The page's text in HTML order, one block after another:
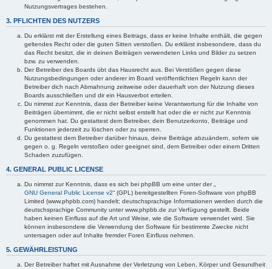
Nutzungsvertrages bestehen.
3. PFLICHTEN DES NUTZERS
Du erklärst mit der Erstellung eines Beitrags, dass er keine Inhalte enthält, die gegen
geltendes Recht oder die guten Sitten verstoßen. Du erklärst insbesondere, dass du
das Recht besitzt, die in deinen Beiträgen verwendeten Links und Bilder zu setzen
bzw. zu verwenden.
Der Betreiber des Boards übt das Hausrecht aus. Bei Verstößen gegen diese
Nutzungsbedingungen oder anderer im Board veröffentlichten Regeln kann der
Betreiber dich nach Abmahnung zeitweise oder dauerhaft von der Nutzung dieses
Boards ausschließen und dir ein Hausverbot erteilen.
Du nimmst zur Kenntnis, dass der Betreiber keine Verantwortung für die Inhalte von
Beiträgen übernimmt, die er nicht selbst erstellt hat oder die er nicht zur Kenntnis
genommen hat. Du gestattest dem Betreiber, dein Benutzerkonto, Beiträge und
Funktionen jederzeit zu löschen oder zu sperren.
Du gestattest dem Betreiber darüber hinaus, deine Beiträge abzuändern, sofern sie
gegen o. g. Regeln verstoßen oder geeignet sind, dem Betreiber oder einem Dritten
Schaden zuzufügen.
4. GENERAL PUBLIC LICENSE
Du nimmst zur Kenntnis, dass es sich bei phpBB um eine unter der „
GNU General Public License v2“ (GPL) bereitgestellten Foren-Software von phpBB
Limited (www.phpbb.com) handelt; deutschsprachige Informationen werden durch die
deutschsprachige Community unter www.phpbb.de zur Verfügung gestellt. Beide
haben keinen Einfluss auf die Art und Weise, wie die Software verwendet wird. Sie
können insbesondere die Verwendung der Software für bestimmte Zwecke nicht
untersagen oder auf Inhalte fremder Foren Einfluss nehmen.
5. GEWÄHRLEISTUNG
Der Betreiber haftet mit Ausnahme der Verletzung von Leben, Körper und Gesundheit